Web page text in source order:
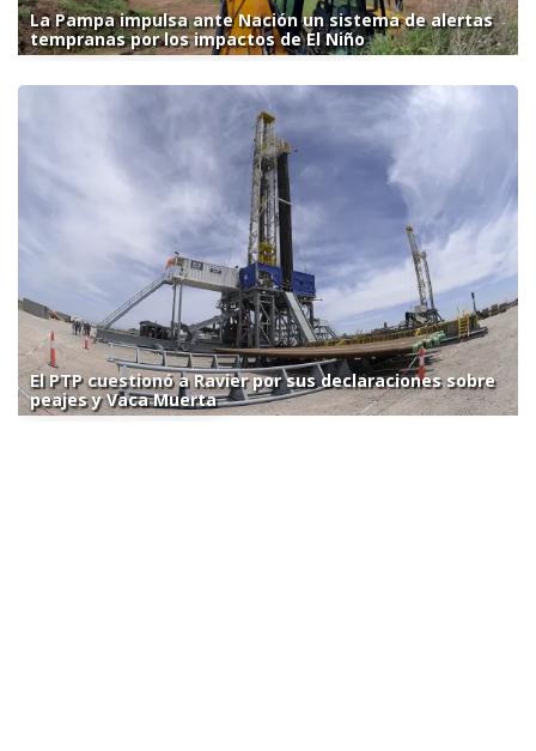
La Pampa impulsa ante Nación un sistema de alertas
tempranas por los impactos de El Niño
El PTP cuestionó a Ravier por sus declaraciones sobre
peajes y Vaca Muerta